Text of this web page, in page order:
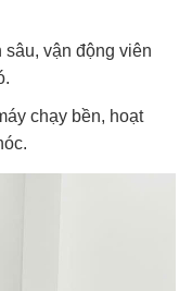
vận động viên
chạy bền, hoạt